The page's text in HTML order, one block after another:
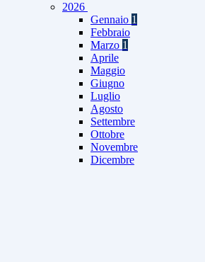
2026
Gennaio 1
Febbraio
Marzo 1
Aprile
Maggio
Giugno
Luglio
Agosto
Settembre
Ottobre
Novembre
Dicembre